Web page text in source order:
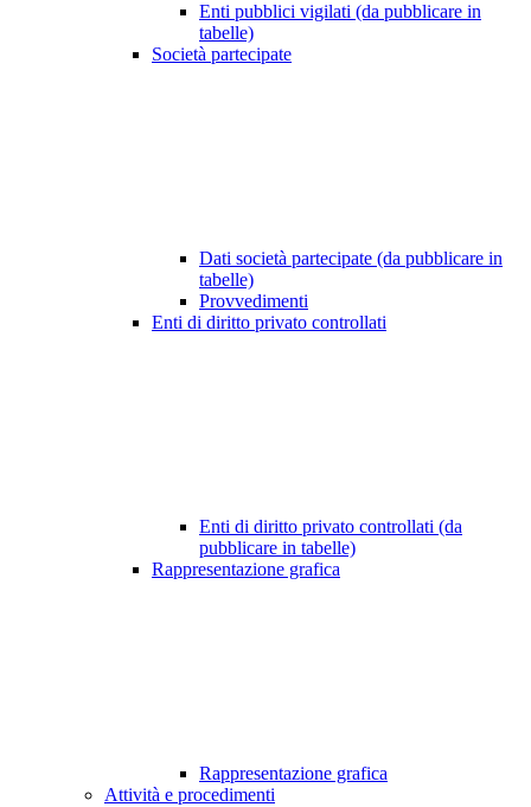
Enti pubblici vigilati (da pubblicare in
tabelle)
Società partecipate
Dati società partecipate (da pubblicare in
tabelle)
Provvedimenti
Enti di diritto privato controllati
Enti di diritto privato controllati (da
pubblicare in tabelle)
Rappresentazione grafica
Rappresentazione grafica
Attività e procedimenti